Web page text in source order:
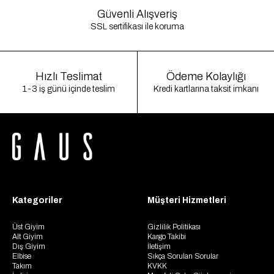
Güvenli Alışveriş
SSL sertifikası ile koruma
Hızlı Teslimat
1-3 iş günü içinde teslim
Ödeme Kolaylığı
Kredi kartlarına taksit imkanı
Kategoriler
Üst Giyim
Alt Giyim
Dış Giyim
Elbise
Takım
Müşteri Hizmetleri
Gizlilik Politikası
Kargo Takibi
İletişim
Sıkça Sorulan Sorular
KVKK